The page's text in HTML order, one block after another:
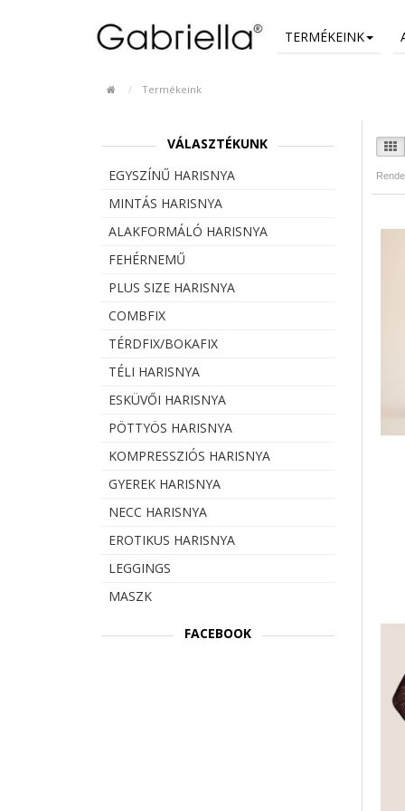
TERMÉKEINK
Termékeink
VÁLASZTÉKUNK
EGYSZÍNŰ HARISNYA
MINTÁS HARISNYA
ALAKFORMÁLÓ HARISNYA
FEHÉRNEMŰ
PLUS SIZE HARISNYA
COMBFIX
TÉRDFIX/BOKAFIX
TÉLI HARISNYA
ESKÜVŐI HARISNYA
PÖTTYÖS HARISNYA
KOMPRESSZIÓS HARISNYA
GYEREK HARISNYA
NECC HARISNYA
EROTIKUS HARISNYA
LEGGINGS
MASZK
FACEBOOK